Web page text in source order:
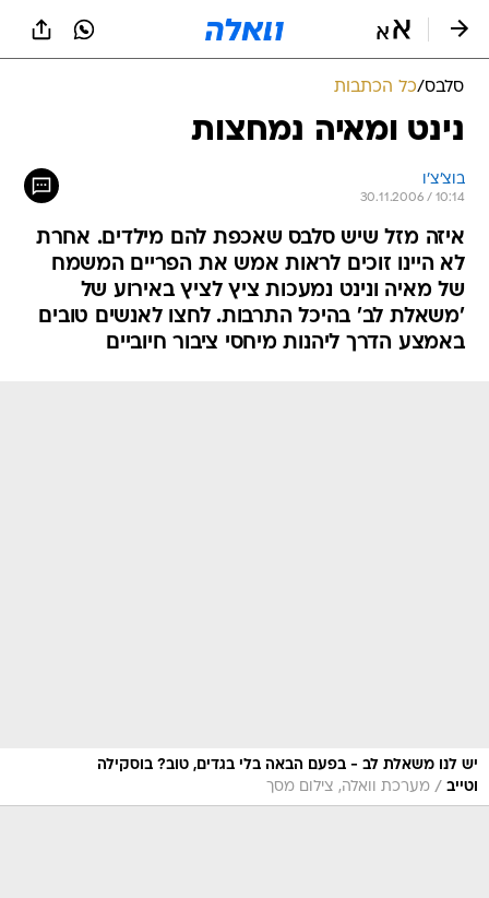
סלבס/כל הכתבות
נינט ומאיה נמחצות
בוצ'צ'ו
30.11.2006 / 10:14
איזה מזל שיש סלבס שאכפת להם מילדים. אחרת
לא היינו זוכים לראות אמש את הפריים המשמח
של מאיה ונינט נמעכות ציץ לציץ באירוע של
'משאלת לב' בהיכל התרבות. לחצו לאנשים טובים
באמצע הדרך ליהנות מיחסי ציבור חיוביים
יש לנו משאלת לב - בפעם הבאה בלי בגדים, טוב? בוסקילה
וטייב / מערכת וואלה, צילום מסך